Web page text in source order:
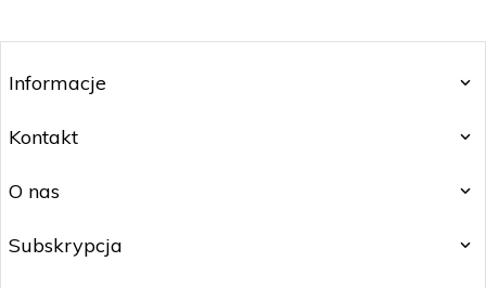
Informacje
Kontakt
O nas
Subskrypcja